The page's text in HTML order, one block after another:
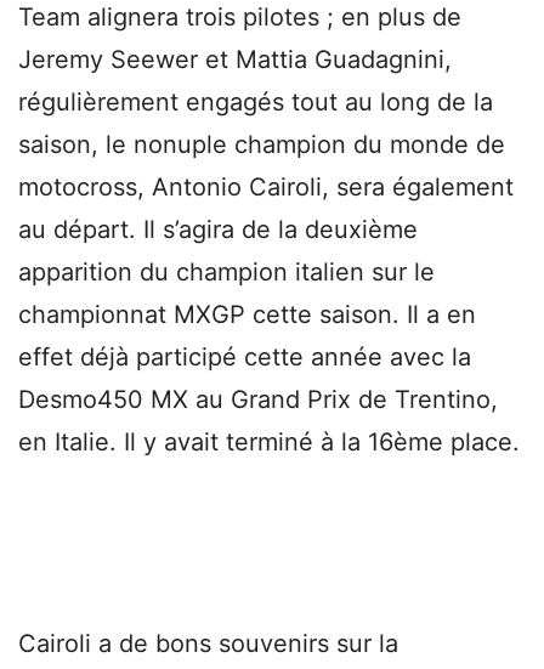
Team alignera trois pilotes ; en plus de
Jeremy Seewer et Mattia Guadagnini,
régulièrement engagés tout au long de la
saison, le nonuple champion du monde de
motocross, Antonio Cairoli, sera également
au départ. Il s’agira de la deuxième
apparition du champion italien sur le
championnat MXGP cette saison. Il a en
effet déjà participé cette année avec la
Desmo450 MX au Grand Prix de Trentino,
en Italie. Il y avait terminé à la 16ème place.
Cairoli a de bons souvenirs sur la